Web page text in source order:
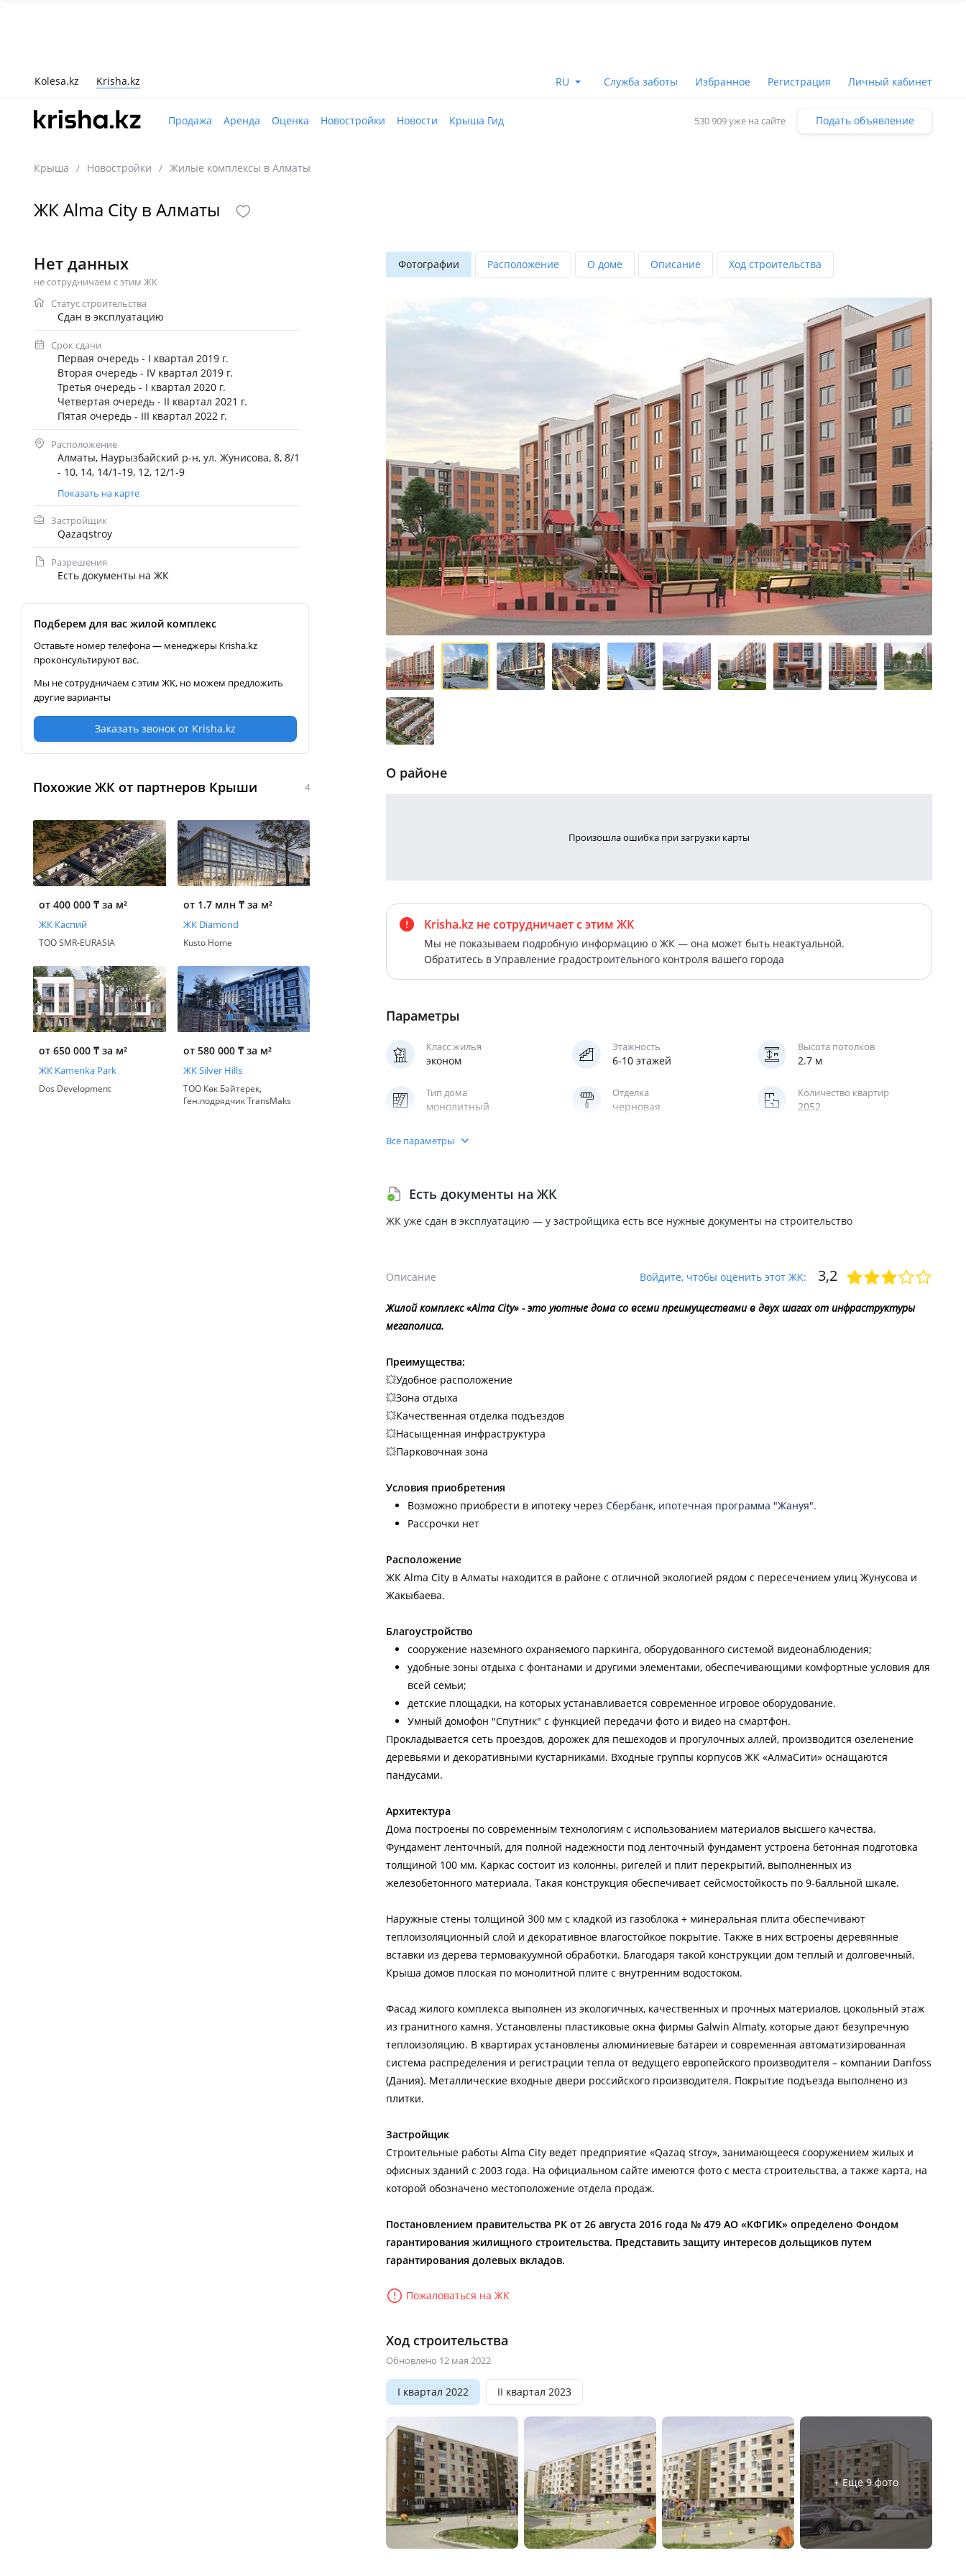
Kolesa.kz Krisha.kz RU Служба заботы Избранное Регистрация Личный кабинет
Продажа Аренда Оценка Новостройки Новости Крыша Гид 530 909 уже на сайте Подать объявление
Крыша / Новостройки / Жилые комплексы в Алматы
ЖК Alma City в Алматы
Нет данных
не сотрудничаем с этим ЖК
Статус строительства
Сдан в эксплуатацию
Срок сдачи
Первая очередь - I квартал 2019 г.
Вторая очередь - IV квартал 2019 г.
Третья очередь - I квартал 2020 г.
Четвертая очередь - II квартал 2021 г.
Пятая очередь - III квартал 2022 г.
Расположение
Алматы, Наурызбайский р-н, ул. Жунисова, 8, 8/1
- 10, 14, 14/1-19, 12, 12/1-9
Показать на карте
Застройщик
Qazaqstroy
Разрешения
Есть документы на ЖК
Подберем для вас жилой комплекс
Оставьте номер телефона — менеджеры Krisha.kz
проконсультируют вас.
Мы не сотрудничаем с этим ЖК, но можем предложить
другие варианты
Заказать звонок от Krisha.kz
Похожие ЖК от партнеров Крыши 4
от 400 000 ₸ за м²
ЖК Каспий
ТОО SMR-EURASIA
от 1.7 млн ₸за м²
ЖК Diamond
Kusto Home
от 650 000 ₸ за м²
ЖК Kamenka Park
Dos Development
от 580 000 ₸за м²
ЖК Silver Hills
ТОО Көк Бәйтерек,
Ген.подрядчик TransMaks
Фотографии Расположение О доме Описание Ход строительства
О районе
Произошла ошибка при загрузки карты
Krisha.kz не сотрудничаетс этим ЖК
Мы не показываем подробную информацию о ЖК — она может быть неактуальной.
Обратитесь в Управление градостроительного контроля вашего города
Параметры
Класс жилья
эконом
Этажность
6-10 этажей
Высота потолков
2.7 м
Тип дома
монолитный
Отделка
черновая
Количество квартир
2052
Паркинг
Все параметры
Есть документы на ЖК
ЖК уже сдан в эксплуатацию — у застройщика есть все нужные документы на строительство
Описание Войдите, чтобы оценить этот ЖК: 3,2
Жилой комплекс «Alma City» - это уютные дома со всеми преимуществами в двух шагах от инфраструктуры
мегаполиса.
Преимущества:
💥Удобное расположение
💥Зона отдыха
💥Качественная отделка подъездов
💥Насыщенная инфраструктура
💥Парковочная зона
Условия приобретения
Возможно приобрести в ипотеку через Сбербанк, ипотечная программа "Жануя".
Рассрочки нет
Расположение
ЖК Alma City в Алматы находится в районе с отличной экологией рядом с пересечением улиц Жунусова и
Жакыбаева.
Благоустройство
сооружение наземного охраняемого паркинга, оборудованного системой видеонаблюдения;
удобные зоны отдыха с фонтанами и другими элементами, обеспечивающими комфортные условия для
всей семьи;
детские площадки, на которых устанавливается современное игровое оборудование.
Умный домофон "Спутник" с функцией передачи фото и видео на смартфон.
Прокладывается сеть проездов, дорожек для пешеходов и прогулочных аллей, производится озеленение
деревьями и декоративными кустарниками. Входные группы корпусов ЖК «АлмаСити» оснащаются
пандусами.
Архитектура
Дома построены по современным технологиям с использованием материалов высшего качества.
Фундамент ленточный, для полной надежности под ленточный фундамент устроена бетонная подготовка
толщиной 100 мм. Каркас состоит из колонны, ригелей и плит перекрытий, выполненных из
железобетонного материала. Такая конструкция обеспечивает сейсмостойкость по 9-балльной шкале.
Наружные стены толщиной 300 мм с кладкой из газоблока + минеральная плита обеспечивают
теплоизоляционный слой и декоративное влагостойкое покрытие. Также в них встроены деревянные
вставки из дерева термовакуумной обработки. Благодаря такой конструкции дом теплый и долговечный.
Крыша домов плоская по монолитной плите с внутренним водостоком.
Фасад жилого комплекса выполнен из экологичных, качественных и прочных материалов, цокольный этаж
из гранитного камня. Установлены пластиковые окна фирмы Galwin Almaty, которые дают безупречную
теплоизоляцию. В квартирах установлены алюминиевые батареи и современная автоматизированная
система распределения и регистрации тепла от ведущего европейского производителя – компании Danfoss
(Дания). Металлические входные двери российского производителя. Покрытие подъезда выполнено из
плитки.
Застройщик
Строительные работы Alma City ведет предприятие «Qazaq stroy», занимающееся сооружением жилых и
офисных зданий с 2003 года. На официальном сайте имеются фото с места строительства, а также карта, на
которой обозначено местоположение отдела продаж.
Постановлением правительства РК от 26 августа 2016 года № 479 АО «КФГИК» определено Фондом
гарантирования жилищного строительства. Представить защиту интересов дольщиков путем
гарантирования долевых вкладов.
Пожаловаться на ЖК
Ход строительства
Обновлено 12 мая 2022
I квартал 2022 II квартал 2023
+ Еще 9 фото